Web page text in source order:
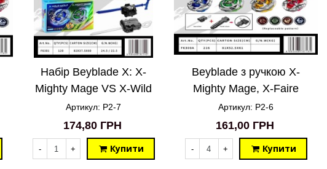
Набір Beyblade X: X-
Mighty Mage VS X-Wild
Wolf Blue та набір X-Faire
Dragon VS X-Wild Wolf
Green P2-7
Артикул: P2-7
174,80 ГРН
- + Купити
Beyblade з ручкою X-
Mighty Mage, X-Faire
Dragon, X-Wild Wolf Blue,
X-Wild Wolf Green P2-6
Артикул: P2-6
161,00 ГРН
- + Купити